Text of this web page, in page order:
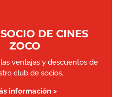
DE CINES
ZOCO
ventajas y descuentos de
club de socios.
información >